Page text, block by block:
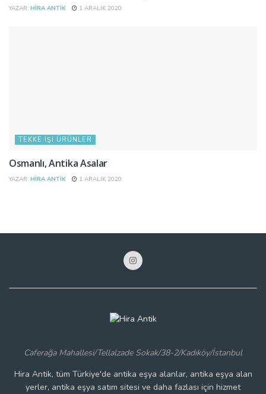
YAZAR: HIRA ANTIK 1 ARALIK 2020
TEKKE İŞI ÜRÜNLER
Osmanlı, Antika Asalar
YAZAR: HIRA ANTIK 1 ARALIK 2020
Caferağa Mahallesi/Tellalzade Sokak/38-2/Kadıköy/İstanbul
Hira Antik, tüm Türkiye'de antika eşya alanlar, antika eşya alan
yerler, antika eşya satım sitesi ve daha fazlası için hizmet